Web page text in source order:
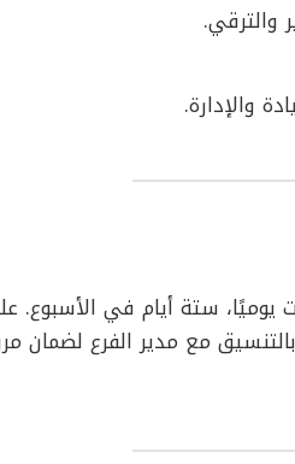
والترقي.
والإدارة.
بدوام كامل يمتد لـ 8 ساعات يوميًا، ستة
مع مدير الفرع لضمان